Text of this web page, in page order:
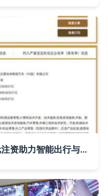
恒大法拉第未来落户广州 20亿美元注资助力智能出行与计算机软件开发新篇章